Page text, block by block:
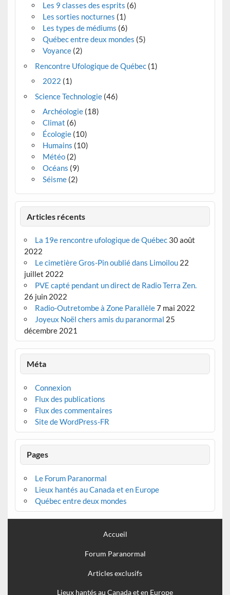
Les 9 classes des esprits (6)
Les sorties nocturnes (1)
Les types de médiums (6)
Québec entre deux mondes (5)
Voyance(2)
Rencontre Ufologique de Québec(1)
2022 (1)
Science Technologie(46)
Archéologie(18)
Climat (6)
Écologie(10)
Humains (10)
Météo(2)
Océans (9)
Séisme(2)
Articles récents
La 19e rencontre ufologique de Québec 30 août
2022
Le cimetière Gros-Pin oublié dans Limoilou 22
juillet 2022
PVE capté pendant un direct de Radio Terra Zen.
26 juin 2022
Radio-Outretombe à Zone Parallèle7 mai 2022
Joyeux Noël chers amis du paranormal 25
décembre 2021
Méta
Connexion
Flux des publications
Flux des commentaires
Site de WordPress-FR
Pages
Le Forum Paranormal
Lieux hantés au Canada et en Europe
Québec entre deux mondes
Accueil
Forum Paranormal
Articles exclusifs
Lieux hantés au Canada et en Europe